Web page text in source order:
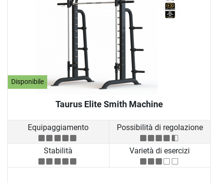
Disponibile
Taurus Elite Smith Machine
Equipaggiamento Possibilità di regolazione
Stabilità Varietà di esercizi